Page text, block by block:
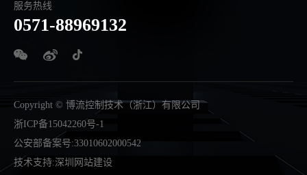
服务热线
0571-88969132
Copyright © 博流控制技术（浙江）有限公司
浙ICP备15042260号-1
公安部备案号:33010602000542
技术支持:深圳网站建设